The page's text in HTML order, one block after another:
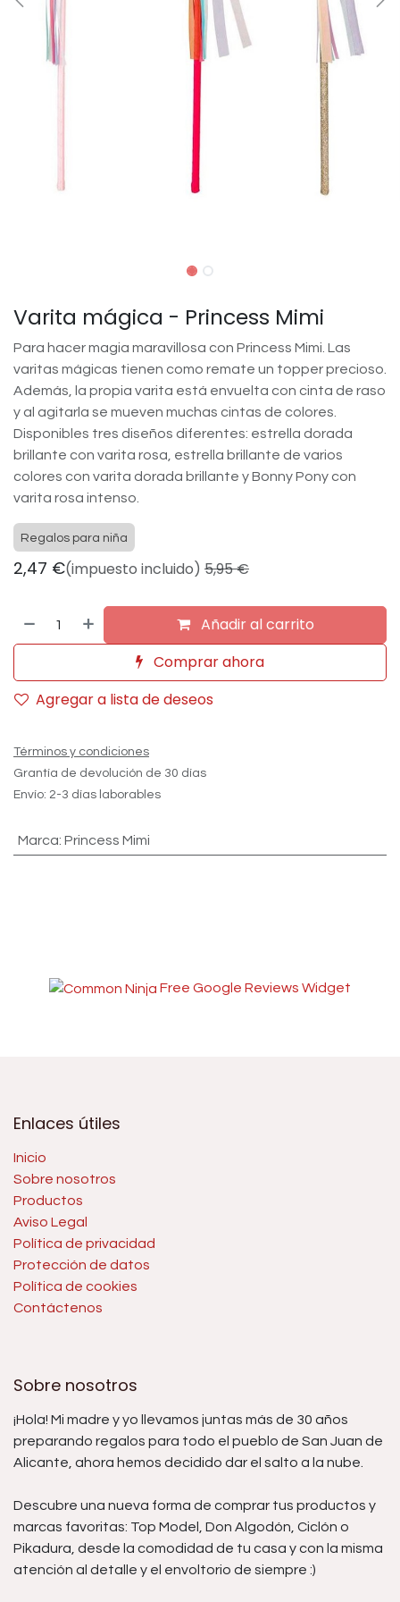
Varita mágica - Princess Mimi
Para hacer magia maravillosa con Princess Mimi. Las
varitas mágicas tienen como remate un topper precioso.
Además, la propia varita está envuelta con cinta de raso
y al agitarla se mueven muchas cintas de colores.
Disponibles tres diseños diferentes: estrella dorada
brillante con varita rosa, estrella brillante de varios
colores con varita dorada brillante y Bonny Pony con
varita rosa intenso.
Regalos para niña
2,47 €(impuesto incluido) 5,95€
Añadir al carrito
Comprar ahora
Agregar a lista de deseos
Términos y condiciones
Grantía de devolución de 30 días
Envío: 2-3 días laborables
Marca: Princess Mimi
Free Google Reviews Widget
Enlaces útiles
Inicio
Sobre nosotros
Productos
Aviso Legal
Política de privacidad
Protección de datos
Política de cookies
Contáctenos
Sobre nosotros
¡Hola! Mi madre y yo llevamos juntas más de 30 años
preparando regalos para todo el pueblo de San Juan de
Alicante, ahora hemos decidido dar el salto a la nube.
Descubre una nueva forma de comprar tus productos y
marcas favoritas: Top Model, Don Algodón, Ciclón o
Pikadura, desde la comodidad de tu casa y con la misma
atención al detalle y el envoltorio de siempre :)